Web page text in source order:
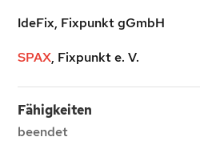
IdeFix, Fixpunkt gGmbH
SPAX, Fixpunkt e. V.
Fähigkeiten
beendet